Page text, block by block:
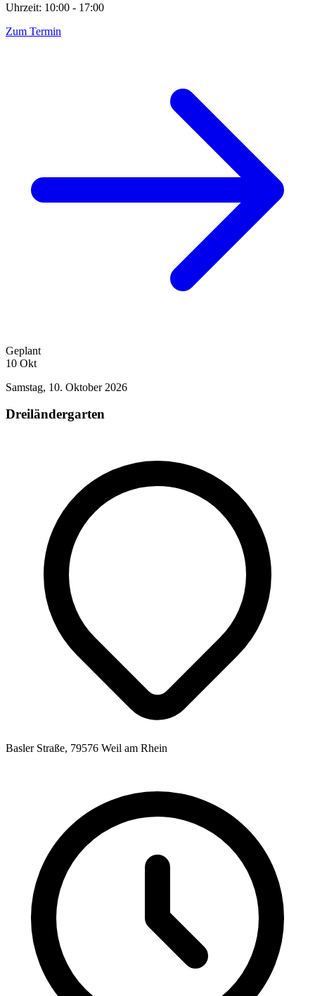
Uhrzeit: 10:00 - 17:00
Zum Termin
Geplant
10 Okt
Samstag, 10. Oktober 2026
Dreiländergarten
Basler Straße, 79576 Weil am Rhein